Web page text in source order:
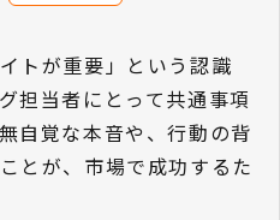
トが重要」という認識
担当者にとって共通事項
自覚な本音や、行動の背
とが、市場で成功するた